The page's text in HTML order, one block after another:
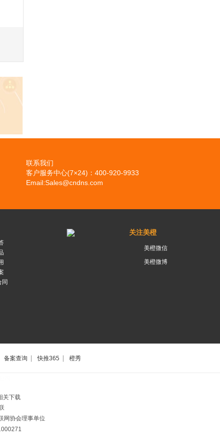
联系我们
客户服务中心(7×24)：400-920-9933
Email:Sales@cndns.com
同
关注美橙
美橙微信
美橙微博
备案查询 | 快推365 | 橙秀
关下载
网协会理事单位